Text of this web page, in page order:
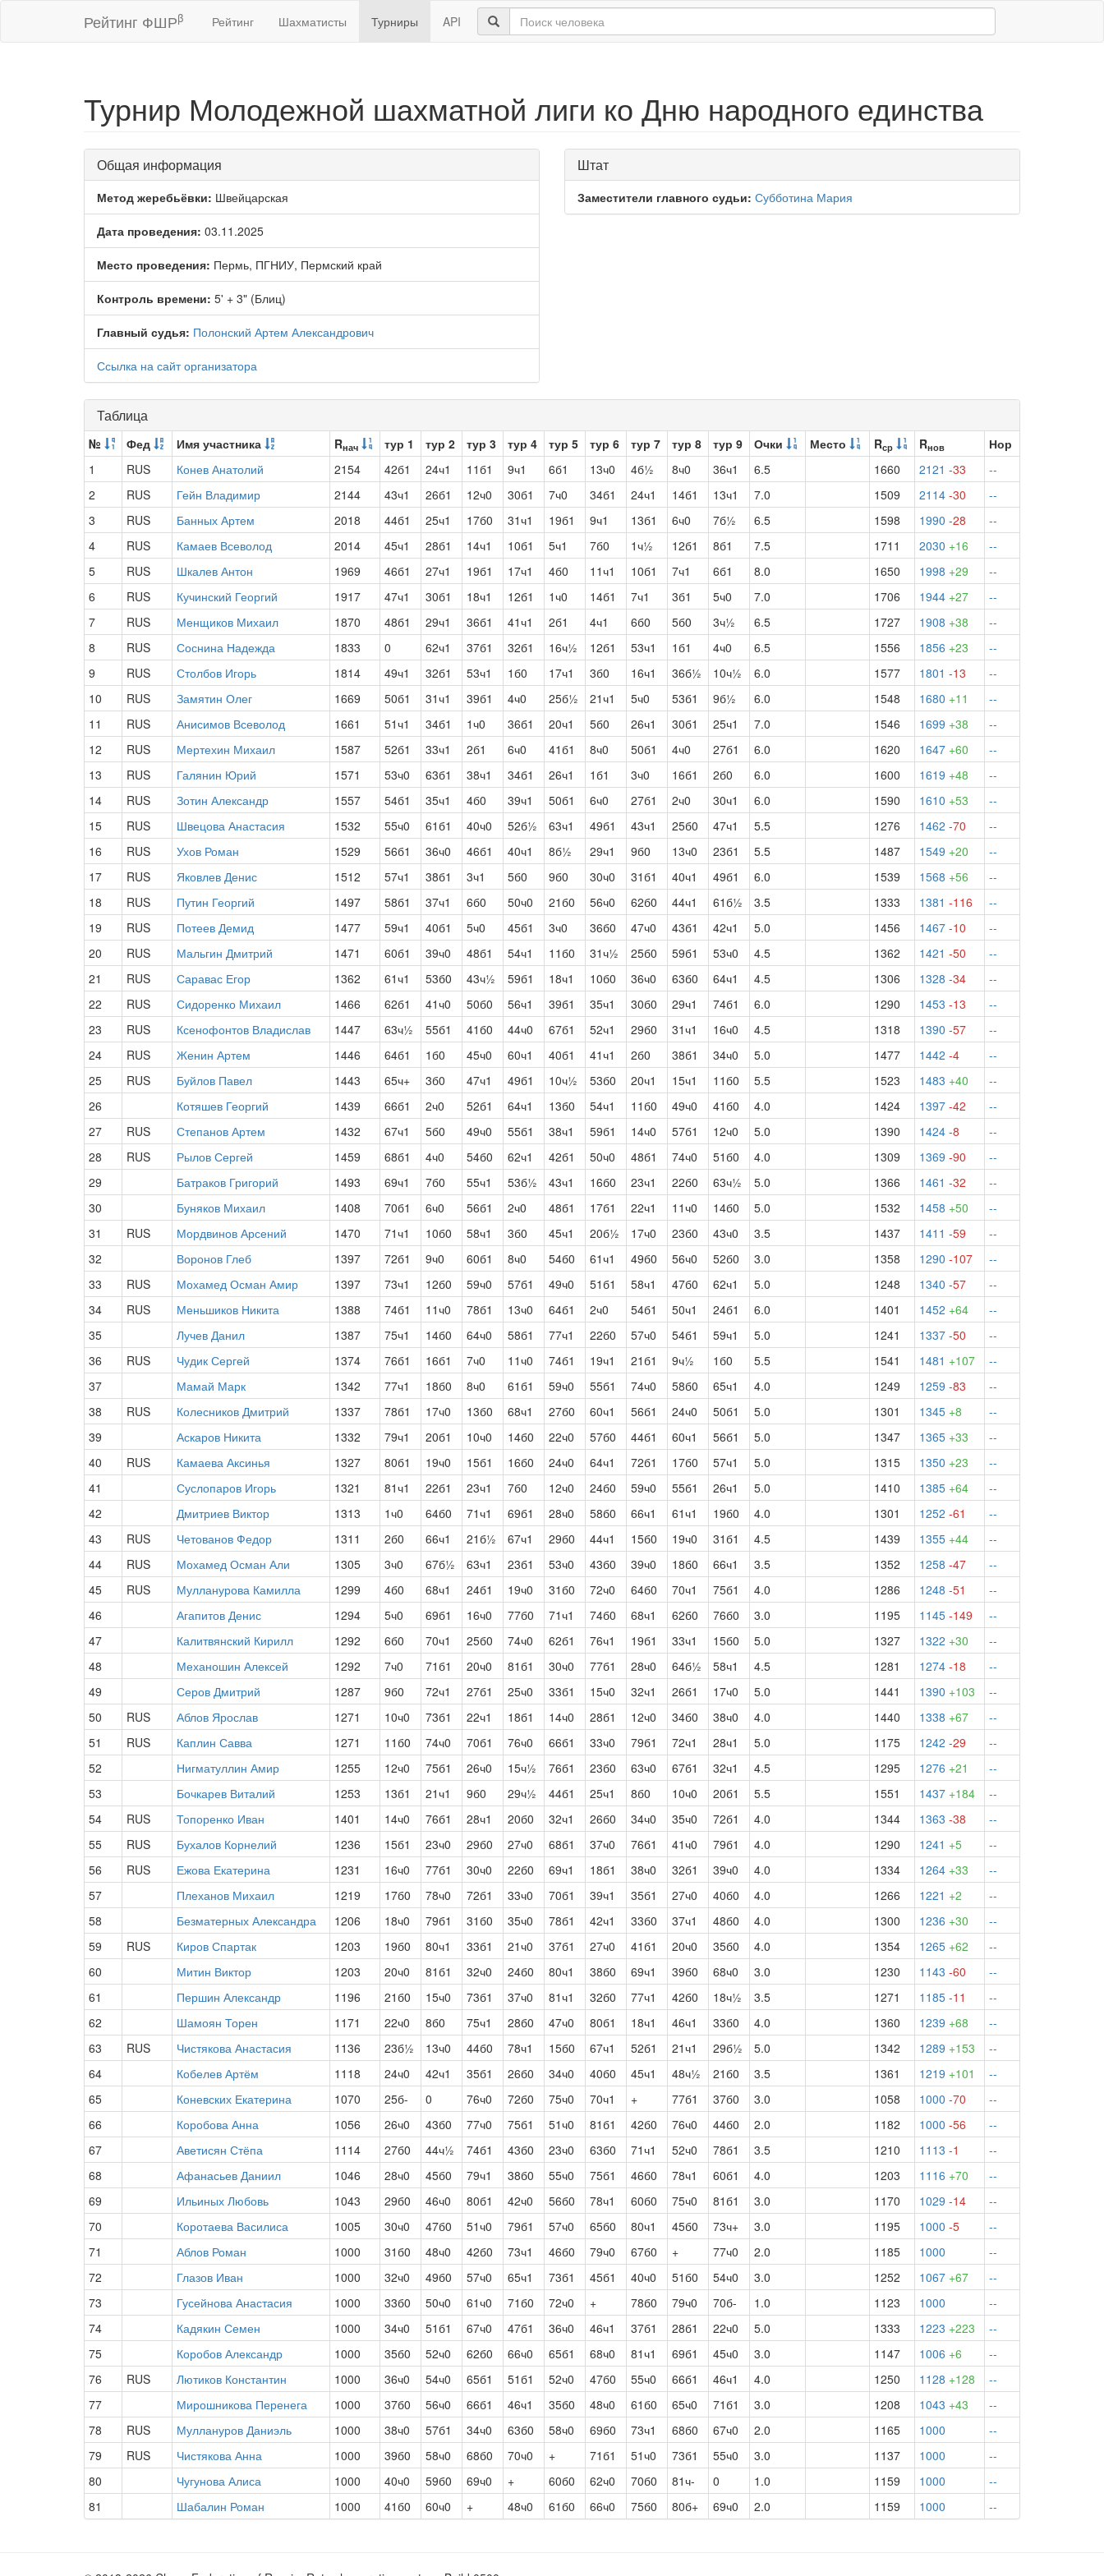
Рейтинг ФШРβ Рейтинг Шахматисты Турниры API
Турнир Молодежной шахматной лиги ко Дню народного единства
Общая информация
Метод жеребьёвки: Швейцарская
Дата проведения: 03.11.2025
Место проведения: Пермь, ПГНИУ, Пермский край
Контроль времени: 5' + 3" (Блиц)
Главный судья: Полонский Артем Александрович
Ссылка на сайт организатора
Штат
Заместители главного судьи: Субботина Мария
Таблица
№ Фед Имя участника Rнач тур 1 тур 2 тур 3 тур 4 тур 5 тур 6 тур 7 тур 8 тур 9 Очки Место Rср Rнов
Нор
1
RUS Конев Анатолий 2154 42б1 24ч1 11б1 9ч1 6б1 13ч0 4б½ 8ч0 36ч1 6.5 1660 2121 -33
--
2
RUS Гейн Владимир 2144 43ч1 26б1 12ч0 30б1 7ч0 34б1 24ч1 14б1 13ч1 7.0 1509 2114 -30
--
3
RUS Банных Артем 2018 44б1 25ч1 17б0 31ч1 19б1 9ч1 13б1 6ч0 7б½ 6.5 1598 1990 -28
--
4
RUS Камаев Всеволод 2014 45ч1 28б1 14ч1 10б1 5ч1 7б0 1ч½ 12б1 8б1 7.5 1711 2030 +16
--
5
RUS Шкалев Антон 1969 46б1 27ч1 19б1 17ч1 4б0 11ч1 10б1 7ч1 6б1 8.0 1650 1998 +29
--
6
RUS Кучинский Георгий 1917 47ч1 30б1 18ч1 12б1 1ч0 14б1 7ч1 3б1 5ч0 7.0 1706 1944 +27
--
7
RUS Менщиков Михаил 1870 48б1 29ч1 36б1 41ч1 2б1 4ч1 6б0 5б0 3ч½ 6.5 1727 1908 +38
--
8
RUS Соснина Надежда 1833 0 62ч1 37б1 32б1 16ч½ 12б1 53ч1 1б1 4ч0 6.5 1556 1856 +23
--
9
RUS Столбов Игорь 1814 49ч1 32б1 53ч1 1б0 17ч1 3б0 16ч1 36б½ 10ч½ 6.0 1577 1801 -13
--
10
RUS Замятин Олег 1669 50б1 31ч1 39б1 4ч0 25б½ 21ч1 5ч0 53б1 9б½ 6.0 1548 1680 +11
--
11
RUS Анисимов Всеволод 1661 51ч1 34б1 1ч0 36б1 20ч1 5б0 26ч1 30б1 25ч1 7.0 1546 1699 +38
--
12
RUS Мертехин Михаил 1587 52б1 33ч1 2б1 6ч0 41б1 8ч0 50б1 4ч0 27б1 6.0 1620 1647 +60
--
13
RUS Галянин Юрий 1571 53ч0 63б1 38ч1 34б1 26ч1 1б1 3ч0 16б1 2б0 6.0 1600 1619 +48
--
14
RUS Зотин Александр 1557 54б1 35ч1 4б0 39ч1 50б1 6ч0 27б1 2ч0 30ч1 6.0 1590 1610 +53
--
15
RUS Швецова Анастасия 1532 55ч0 61б1 40ч0 52б½ 63ч1 49б1 43ч1 25б0 47ч1 5.5 1276 1462 -70
--
16
RUS Ухов Роман 1529 56б1 36ч0 46б1 40ч1 8б½ 29ч1 9б0 13ч0 23б1 5.5 1487 1549 +20
--
17
RUS Яковлев Денис 1512 57ч1 38б1 3ч1 5б0 9б0 30ч0 31б1 40ч1 49б1 6.0 1539 1568 +56
--
18
RUS Путин Георгий 1497 58б1 37ч1 6б0 50ч0 21б0 56ч0 62б0 44ч1 61б½ 3.5 1333 1381 -116
--
19
RUS Потеев Демид 1477 59ч1 40б1 5ч0 45б1 3ч0 36б0 47ч0 43б1 42ч1 5.0 1456 1467 -10
--
20
RUS Мальгин Дмитрий 1471 60б1 39ч0 48б1 54ч1 11б0 31ч½ 25б0 59б1 53ч0 4.5 1362 1421 -50
--
21
RUS Саравас Егор 1362 61ч1 53б0 43ч½ 59б1 18ч1 10б0 36ч0 63б0 64ч1 4.5 1306 1328 -34
--
22
RUS Сидоренко Михаил 1466 62б1 41ч0 50б0 56ч1 39б1 35ч1 30б0 29ч1 74б1 6.0 1290 1453 -13
--
23
RUS Ксенофонтов Владислав 1447 63ч½ 55б1 41б0 44ч0 67б1 52ч1 29б0 31ч1 16ч0 4.5 1318 1390 -57
--
24
RUS Женин Артем 1446 64б1 1б0 45ч0 60ч1 40б1 41ч1 2б0 38б1 34ч0 5.0 1477 1442 -4
--
25
RUS Буйлов Павел 1443 65ч+ 3б0 47ч1 49б1 10ч½ 53б0 20ч1 15ч1 11б0 5.5 1523 1483 +40
--
26
Котяшев Георгий 1439 66б1 2ч0 52б1 64ч1 13б0 54ч1 11б0 49ч0 41б0 4.0 1424 1397 -42
--
27
RUS Степанов Артем 1432 67ч1 5б0 49ч0 55б1 38ч1 59б1 14ч0 57б1 12ч0 5.0 1390 1424 -8
--
28
RUS Рылов Сергей 1459 68б1 4ч0 54б0 62ч1 42б1 50ч0 48б1 74ч0 51б0 4.0 1309 1369 -90
--
29
Батраков Григорий 1493 69ч1 7б0 55ч1 53б½ 43ч1 16б0 23ч1 22б0 63ч½ 5.0 1366 1461 -32
--
30
Буняков Михаил 1408 70б1 6ч0 56б1 2ч0 48б1 17б1 22ч1 11ч0 14б0 5.0 1532 1458 +50
--
31
RUS Мордвинов Арсений 1470 71ч1 10б0 58ч1 3б0 45ч1 20б½ 17ч0 23б0 43ч0 3.5 1437 1411 -59
--
32
Воронов Глеб 1397 72б1 9ч0 60б1 8ч0 54б0 61ч1 49б0 56ч0 52б0 3.0 1358 1290 -107
--
33
RUS Мохамед Осман Амир 1397 73ч1 12б0 59ч0 57б1 49ч0 51б1 58ч1 47б0 62ч1 5.0 1248 1340 -57
--
34
RUS Меньшиков Никита 1388 74б1 11ч0 78б1 13ч0 64б1 2ч0 54б1 50ч1 24б1 6.0 1401 1452 +64
--
35
Лучев Данил 1387 75ч1 14б0 64ч0 58б1 77ч1 22б0 57ч0 54б1 59ч1 5.0 1241 1337 -50
--
36
RUS Чудик Сергей 1374 76б1 16б1 7ч0 11ч0 74б1 19ч1 21б1 9ч½ 1б0 5.5 1541 1481 +107
--
37
Мамай Марк 1342 77ч1 18б0 8ч0 61б1 59ч0 55б1 74ч0 58б0 65ч1 4.0 1249 1259 -83
--
38
RUS Колесников Дмитрий 1337 78б1 17ч0 13б0 68ч1 27б0 60ч1 56б1 24ч0 50б1 5.0 1301 1345 +8
--
39
Аскаров Никита 1332 79ч1 20б1 10ч0 14б0 22ч0 57б0 44б1 60ч1 56б1 5.0 1347 1365 +33
--
40
RUS Камаева Аксинья 1327 80б1 19ч0 15б1 16б0 24ч0 64ч1 72б1 17б0 57ч1 5.0 1315 1350 +23
--
41
Суслопаров Игорь 1321 81ч1 22б1 23ч1 7б0 12ч0 24б0 59ч0 55б1 26ч1 5.0 1410 1385 +64
--
42
Дмитриев Виктор 1313 1ч0 64б0 71ч1 69б1 28ч0 58б0 66ч1 61ч1 19б0 4.0 1301 1252 -61
--
43
RUS Четованов Федор 1311 2б0 66ч1 21б½ 67ч1 29б0 44ч1 15б0 19ч0 31б1 4.5 1439 1355 +44
--
44
RUS Мохамед Осман Али 1305 3ч0 67б½ 63ч1 23б1 53ч0 43б0 39ч0 18б0 66ч1 3.5 1352 1258 -47
--
45
RUS Мулланурова Камилла 1299 4б0 68ч1 24б1 19ч0 31б0 72ч0 64б0 70ч1 75б1 4.0 1286 1248 -51
--
46
Агапитов Денис 1294 5ч0 69б1 16ч0 77б0 71ч1 74б0 68ч1 62б0 76б0 3.0 1195 1145 -149
--
47
Калитвянский Кирилл 1292 6б0 70ч1 25б0 74ч0 62б1 76ч1 19б1 33ч1 15б0 5.0 1327 1322 +30
--
48
Механошин Алексей 1292 7ч0 71б1 20ч0 81б1 30ч0 77б1 28ч0 64б½ 58ч1 4.5 1281 1274 -18
--
49
Серов Дмитрий 1287 9б0 72ч1 27б1 25ч0 33б1 15ч0 32ч1 26б1 17ч0 5.0 1441 1390 +103
--
50
RUS Аблов Ярослав 1271 10ч0 73б1 22ч1 18б1 14ч0 28б1 12ч0 34б0 38ч0 4.0 1440 1338 +67
--
51
RUS Каплин Савва 1271 11б0 74ч0 70б1 76ч0 66б1 33ч0 79б1 72ч1 28ч1 5.0 1175 1242 -29
--
52
Нигматуллин Амир 1255 12ч0 75б1 26ч0 15ч½ 76б1 23б0 63ч0 67б1 32ч1 4.5 1295 1276 +21
--
53
Бочкарев Виталий 1253 13б1 21ч1 9б0 29ч½ 44б1 25ч1 8б0 10ч0 20б1 5.5 1551 1437 +184
--
54
RUS Топоренко Иван 1401 14ч0 76б1 28ч1 20б0 32ч1 26б0 34ч0 35ч0 72б1 4.0 1344 1363 -38
--
55
RUS Бухалов Корнелий 1236 15б1 23ч0 29б0 27ч0 68б1 37ч0 76б1 41ч0 79б1 4.0 1290 1241 +5
--
56
RUS Ежова Екатерина 1231 16ч0 77б1 30ч0 22б0 69ч1 18б1 38ч0 32б1 39ч0 4.0 1334 1264 +33
--
57
Плеханов Михаил 1219 17б0 78ч0 72б1 33ч0 70б1 39ч1 35б1 27ч0 40б0 4.0 1266 1221 +2
--
58
Безматерных Александра 1206 18ч0 79б1 31б0 35ч0 78б1 42ч1 33б0 37ч1 48б0 4.0 1300 1236 +30
--
59
RUS Киров Спартак 1203 19б0 80ч1 33б1 21ч0 37б1 27ч0 41б1 20ч0 35б0 4.0 1354 1265 +62
--
60
Митин Виктор 1203 20ч0 81б1 32ч0 24б0 80ч1 38б0 69ч1 39б0 68ч0 3.0 1230 1143 -60
--
61
Першин Александр 1196 21б0 15ч0 73б1 37ч0 81ч1 32б0 77ч1 42б0 18ч½ 3.5 1271 1185 -11
--
62
Шамоян Торен 1171 22ч0 8б0 75ч1 28б0 47ч0 80б1 18ч1 46ч1 33б0 4.0 1360 1239 +68
--
63
RUS Чистякова Анастасия 1136 23б½ 13ч0 44б0 78ч1 15б0 67ч1 52б1 21ч1 29б½ 5.0 1342 1289 +153
--
64
Кобелев Артём 1118 24ч0 42ч1 35б1 26б0 34ч0 40б0 45ч1 48ч½ 21б0 3.5 1361 1219 +101
--
65
Коневских Екатерина 1070 25б- 0 76ч0 72б0 75ч0 70ч1 + 77б1 37б0 3.0 1058 1000 -70
--
66
Коробова Анна 1056 26ч0 43б0 77ч0 75б1 51ч0 81б1 42б0 76ч0 44б0 2.0 1182 1000 -56
--
67
Аветисян Стёпа 1114 27б0 44ч½ 74б1 43б0 23ч0 63б0 71ч1 52ч0 78б1 3.5 1210 1113 -1
--
68
Афанасьев Даниил 1046 28ч0 45б0 79ч1 38б0 55ч0 75б1 46б0 78ч1 60б1 4.0 1203 1116 +70
--
69
Ильиных Любовь 1043 29б0 46ч0 80б1 42ч0 56б0 78ч1 60б0 75ч0 81б1 3.0 1170 1029 -14
--
70
Коротаева Василиса 1005 30ч0 47б0 51ч0 79б1 57ч0 65б0 80ч1 45б0 73ч+ 3.0 1195 1000 -5
--
71
Аблов Роман 1000 31б0 48ч0 42б0 73ч1 46б0 79ч0 67б0 + 77ч0 2.0 1185 1000
--
72
Глазов Иван 1000 32ч0 49б0 57ч0 65ч1 73б1 45б1 40ч0 51б0 54ч0 3.0 1252 1067 +67
--
73
Гусейнова Анастасия 1000 33б0 50ч0 61ч0 71б0 72ч0 + 78б0 79ч0 70б- 1.0 1123 1000
--
74
Кадякин Семен 1000 34ч0 51б1 67ч0 47б1 36ч0 46ч1 37б1 28б1 22ч0 5.0 1333 1223 +223
--
75
Коробов Александр 1000 35б0 52ч0 62б0 66ч0 65б1 68ч0 81ч1 69б1 45ч0 3.0 1147 1006 +6
--
76
RUS Лютиков Константин 1000 36ч0 54ч0 65б1 51б1 52ч0 47б0 55ч0 66б1 46ч1 4.0 1250 1128 +128
--
77
Мирошникова Перенега 1000 37б0 56ч0 66б1 46ч1 35б0 48ч0 61б0 65ч0 71б1 3.0 1208 1043 +43
--
78
RUS Муллануров Даниэль 1000 38ч0 57б1 34ч0 63б0 58ч0 69б0 73ч1 68б0 67ч0 2.0 1165 1000
--
79
RUS Чистякова Анна 1000 39б0 58ч0 68б0 70ч0 + 71б1 51ч0 73б1 55ч0 3.0 1137 1000
--
80
Чугунова Алиса 1000 40ч0 59б0 69ч0 + 60б0 62ч0 70б0 81ч- 0 1.0 1159 1000
--
81
Шабалин Роман 1000 41б0 60ч0 + 48ч0 61б0 66ч0 75б0 80б+ 69ч0 2.0 1159 1000 --